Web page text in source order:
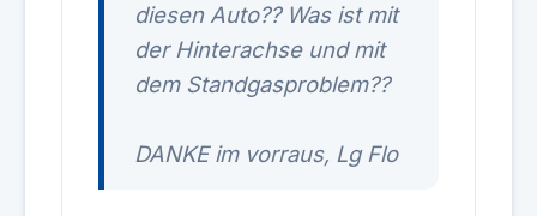
diesen Auto?? Was ist mit
der Hinterachse und mit
dem Standgasproblem??
DANKE im vorraus, Lg Flo